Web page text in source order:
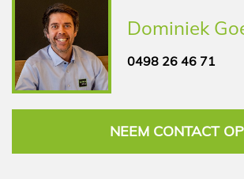
Dominiek
0498 26 46 71
NEEM CONTACT OP